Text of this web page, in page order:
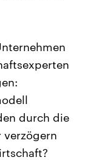
Beiträge,
und
die Vereinigten
Ländern
Einfluss auf
Weltgeschehen.
durch die
verzögern